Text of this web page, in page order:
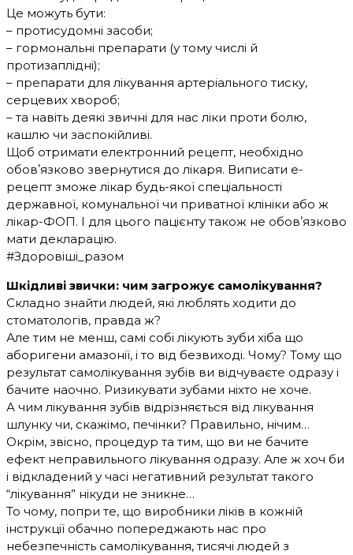
Це можуть бути:
– протисудомні засоби;
– гормональні препарати (у тому числі й
протизаплідні);
– препарати для лікування артеріального тиску,
серцевих хвороб;
– та навіть деякі звичні для нас ліки проти болю,
кашлю чи заспокійливі.
Щоб отримати електронний рецепт, необхідно
обовʼязково звернутися до лікаря. Виписати е-
рецепт зможе лікар будь-якої спеціальності
державної, комунальної чи приватної клініки або ж
лікар-ФОП. І для цього пацієнту також не обовʼязково
мати декларацію.
#Здоровіші_разом
Шкідливі звички: чим загрожує самолікування?
Складно знайти людей, які люблять ходити до
стоматологів, правда ж?
Але тим не менш, самі собі лікують зуби хіба що
аборигени амазонії, і то від безвиході. Чому? Тому що
результат самолікування зубів ви відчуваєте одразу і
бачите наочно. Ризикувати зубами ніхто не хоче.
А чим лікування зубів відрізняється від лікування
шлунку чи, скажімо, печінки? Правильно, нічим…
Окрім, звісно, процедур та тим, що ви не бачите
ефект неправильного лікування одразу. Але ж хоч би
і відкладений у часі негативний результат такого
“лікування” нікуди не зникне…
То чому, попри те, що виробники ліків в кожній
інструкції обачно попереджають нас про
небезпечність самолікування, тисячі людей з